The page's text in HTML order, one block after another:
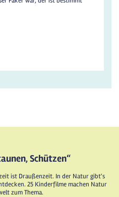
Schützen“
ist Draußenzeit. In der Natur gibt's
25 Kinderfilme machen Natur
zum Thema.